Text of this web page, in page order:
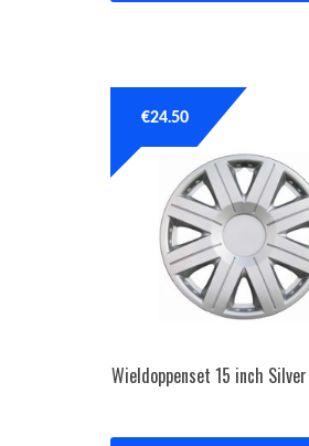
Wieldoppenset 15 inch Silver
€24.50